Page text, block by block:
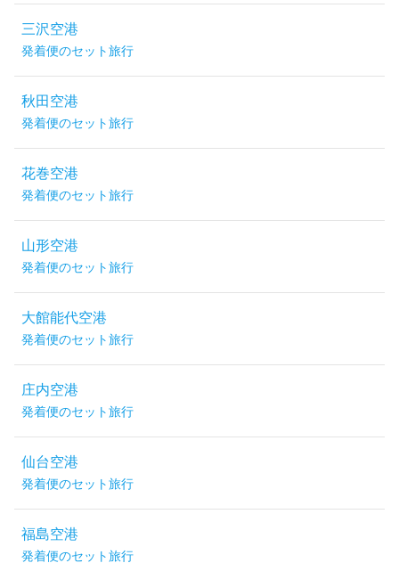
三沢空港
発着便のセット旅行
秋田空港
発着便のセット旅行
花巻空港
発着便のセット旅行
山形空港
発着便のセット旅行
大館能代空港
発着便のセット旅行
庄内空港
発着便のセット旅行
仙台空港
発着便のセット旅行
福島空港
発着便のセット旅行